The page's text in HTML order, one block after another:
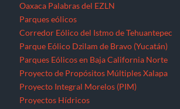
Oaxaca Palabras del EZLN
Parques eólicos
Corredor Eólico del Istmo de Tehuantepec
Parque Eólico Dzilam de Bravo (Yucatán)
Parques Eólicos en Baja California Norte
Proyecto de Propósitos Múltiples Xalapa
Proyecto Integral Morelos (PIM)
Proyectos Hídricos